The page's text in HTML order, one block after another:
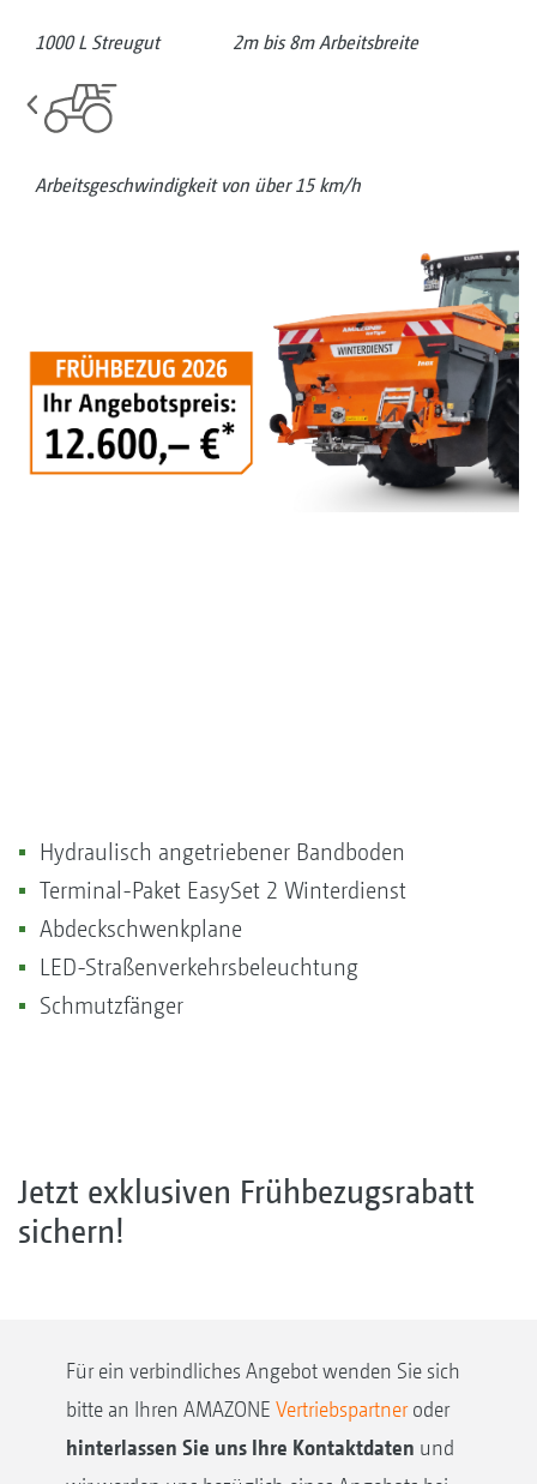
1000 L Streugut 2m bis 8m Arbeitsbreite
Arbeitsgeschwindigkeit von über 15 km/h
Hydraulisch angetriebener Bandboden
Terminal-Paket EasySet 2 Winterdienst
Abdeckschwenkplane
LED-Straßenverkehrsbeleuchtung
Schmutzfänger
Jetzt exklusiven Frühbezugsrabatt
sichern!
Für ein verbindliches Angebot wenden Sie sich
bitte an Ihren AMAZONE Vertriebspartneroder
hinterlassen Sie uns Ihre Kontaktdaten und